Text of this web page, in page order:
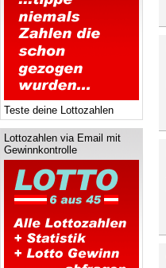
Teste deine Lottozahlen
Lottozahlen via Email mit
Gewinnkontrolle